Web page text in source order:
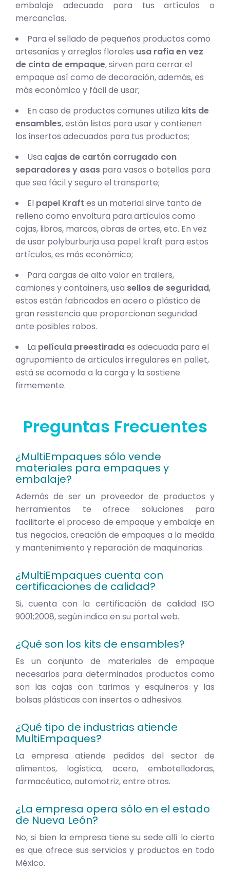
embalaje adecuado para tus artículos o
mercancías.
Para el sellado de pequeños productos como
artesanías y arreglos florales usa rafia en vez
de cinta de empaque, sirven para cerrar el
empaque así como de decoración, además, es
más económico y fácil de usar;
En caso de productos comunes utiliza kits de
ensambles, están listos para usar y contienen
los insertos adecuados para tus productos;
Usa cajas de cartón corrugado con
separadores y asas para vasos o botellas para
que sea fácil y seguro el transporte;
El papel Kraft es un material sirve tanto de
relleno como envoltura para artículos como
cajas, libros, marcos, obras de artes, etc. En vez
de usar polyburburja usa papel kraft para estos
artículos, es más económico;
Para cargas de alto valor en trailers,
camiones y containers, usa sellos de seguridad,
estos están fabricados en acero o plástico de
gran resistencia que proporcionan seguridad
ante posibles robos.
La película preestiradaes adecuada para el
agrupamiento de artículos irregulares en pallet,
está se acomoda a la carga y la sostiene
firmemente.
Preguntas Frecuentes
¿MultiEmpaques sólo vende
materiales para empaques y
embalaje?
Además de ser un proveedor de productos y
herramientas te ofrece soluciones para
facilitarte el proceso de empaque y embalaje en
tus negocios, creación de empaques a la medida
y mantenimiento y reparación de maquinarias.
¿MultiEmpaques cuenta con
certificaciones de calidad?
Si, cuenta con la certificación de calidad ISO
9001;2008, según indica en su portal web.
¿Qué son los kits de ensambles?
Es un conjunto de materiales de empaque
necesarios para determinados productos como
son las cajas con tarimas y esquineros y las
bolsas plásticas con insertos o adhesivos.
¿Qué tipo de industrias atiende
MultiEmpaques?
La empresa atiende pedidos del sector de
alimentos, logística, acero, embotelladoras,
farmacéutico, automotriz, entre otros.
¿La empresa opera sólo en el estado
de Nueva León?
No, si bien la empresa tiene su sede allí lo cierto
es que ofrece sus servicios y productos en todo
México.